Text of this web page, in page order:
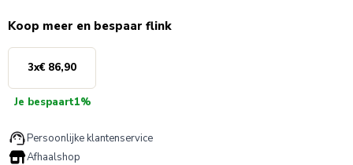
Koop meer en bespaar flink
3x€ 86,90
Je bespaart1%
Persoonlijke klantenservice
Afhaalshop